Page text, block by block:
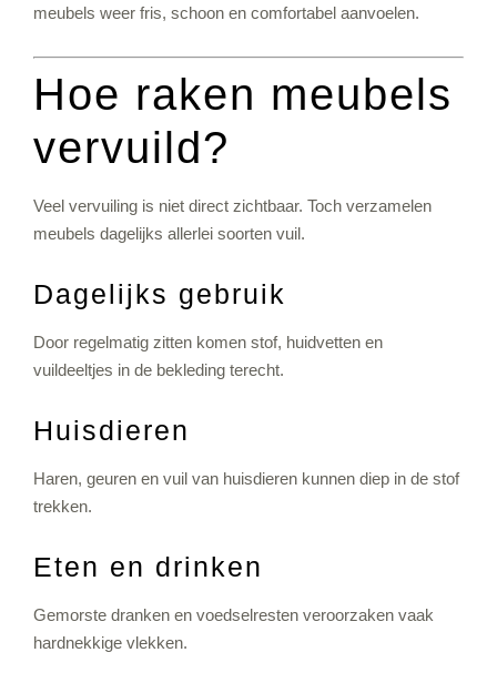
meubels weer fris, schoon en comfortabel aanvoelen.
Hoe raken meubels
vervuild?
Veel vervuiling is niet direct zichtbaar. Toch verzamelen
meubels dagelijks allerlei soorten vuil.
Dagelijks gebruik
Door regelmatig zitten komen stof, huidvetten en
vuildeeltjes in de bekleding terecht.
Huisdieren
Haren, geuren en vuil van huisdieren kunnen diep in de stof
trekken.
Eten en drinken
Gemorste dranken en voedselresten veroorzaken vaak
hardnekkige vlekken.